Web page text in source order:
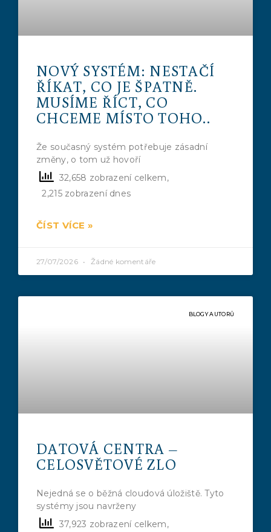
NOVÝ SYSTÉM: NESTAČÍ
ŘÍKAT, CO JE ŠPATNĚ.
MUSÍME ŘÍCT, CO
CHCEME MÍSTO TOHO..
Že současný systém potřebuje zásadní
změny, o tom už hovoří
32,658 zobrazení celkem,
2,215 zobrazení dnes
ČÍST VÍCE »
27/07/2026 Žádné komentáře
BLOGY AUTORŮ
DATOVÁ CENTRA –
CELOSVĚTOVÉ ZLO
Nejedná se o běžná cloudová úložiště. Tyto
systémy jsou navrženy
37,923 zobrazení celkem,